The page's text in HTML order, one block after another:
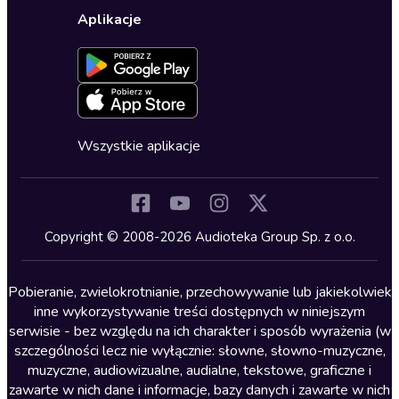
Dla młodzieży
Kryminały
Lektury szkolne
Literatura anglojęzyczna
Literatura faktu
Literatura obyczajowa
Literatura piękna obca
Ustawienia prywatności
Formularz zgłaszania nielegalnych treści
Deklaracja dostępności
Karty upominkowe
Oferta dla firm i bibliotek
Dołącz do newslettera
Blog
Zapowiedzi
Cykle audiobooków
Aplikacje
Wszystkie aplikacje
Copyright © 2008-2026 Audioteka Group Sp. z o.o.
Pobieranie, zwielokrotnianie, przechowywanie lub jakiekolwiek
inne wykorzystywanie treści dostępnych w niniejszym
serwisie - bez względu na ich charakter i sposób wyrażenia (w
szczególności lecz nie wyłącznie: słowne, słowno-muzyczne,
muzyczne, audiowizualne, audialne, tekstowe, graficzne i
zawarte w nich dane i informacje, bazy danych i zawarte w nich